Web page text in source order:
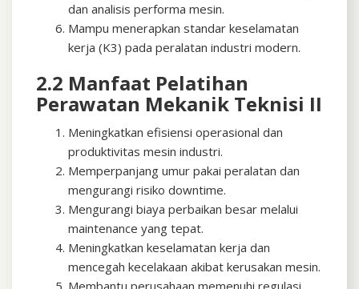
dan analisis performa mesin.
Mampu menerapkan standar keselamatan
kerja (K3) pada peralatan industri modern.
2.2 Manfaat Pelatihan
Perawatan Mekanik Teknisi II
Meningkatkan efisiensi operasional dan
produktivitas mesin industri.
Memperpanjang umur pakai peralatan dan
mengurangi risiko downtime.
Mengurangi biaya perbaikan besar melalui
maintenance yang tepat.
Meningkatkan keselamatan kerja dan
mencegah kecelakaan akibat kerusakan mesin.